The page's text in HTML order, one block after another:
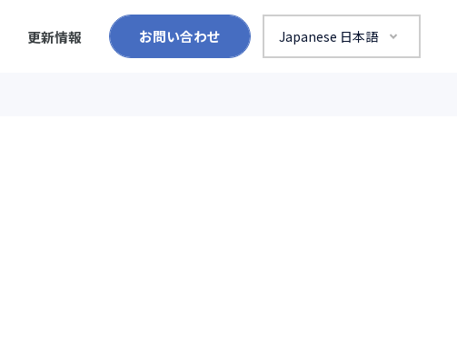
更新情報 お問い合わせ Japanese 日本語